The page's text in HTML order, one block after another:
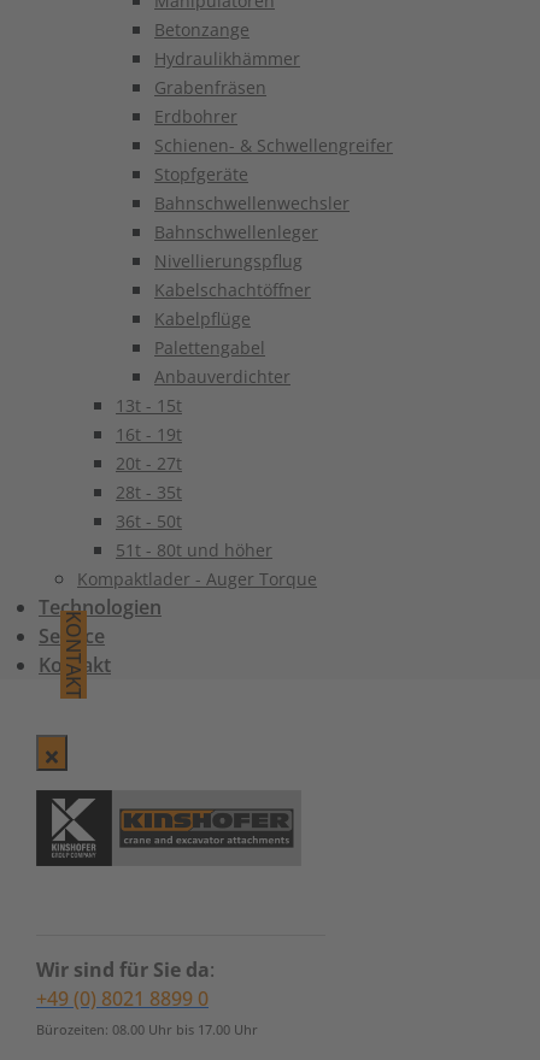
Betonzange
Hydraulikhämmer
Grabenfräsen
Erdbohrer
Schienen- & Schwellengreifer
Stopfgeräte
Bahnschwellenwechsler
Bahnschwellenleger
Nivellierungspflug
Kabelschachtöffner
Kabelpflüge
Palettengabel
Anbauverdichter
13t - 15t
16t - 19t
20t - 27t
28t - 35t
36t - 50t
51t - 80t und höher
Kompaktlader - Auger Torque
Technologien
Service
Kontakt
KONTAKT
Wir sind für Sie da:
+49 (0) 8021 8899 0
Bürozeiten: 08.00 Uhr bis 17.00 Uhr